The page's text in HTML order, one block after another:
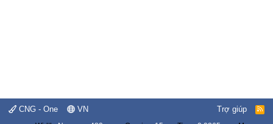
CNG - One VN Trợ giúp
R